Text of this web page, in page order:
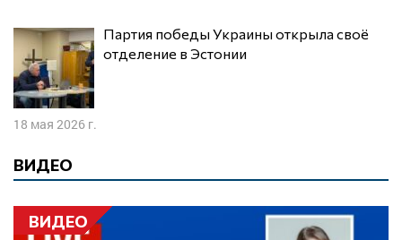
Партия победы Украины открыла своё
отделение в Эстонии
18 мая 2026 г.
ВИДЕО
ВИДЕО